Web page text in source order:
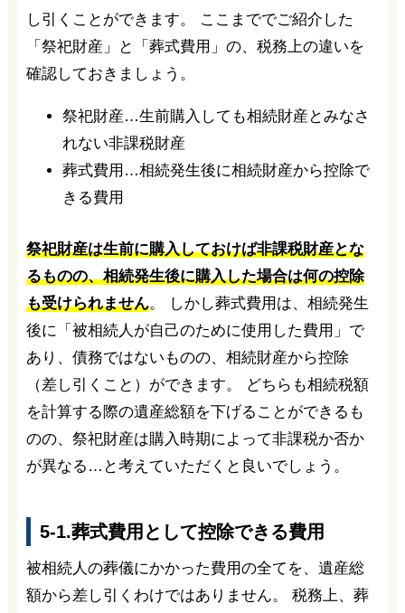
し引くことができます。 ここまででご紹介した
「祭祀財産」と「葬式費用」の、税務上の違いを
確認しておきましょう。
祭祀財産…生前購入しても相続財産とみなさ
れない非課税財産
葬式費用…相続発生後に相続財産から控除で
きる費用
祭祀財産は生前に購入しておけば非課税財産とな
るものの、相続発生後に購入した場合は何の控除
も受けられません。 しかし葬式費用は、相続発生
後に「被相続人が自己のために使用した費用」で
あり、債務ではないものの、相続財産から控除
（差し引くこと）ができます。 どちらも相続税額
を計算する際の遺産総額を下げることができるも
のの、祭祀財産は購入時期によって非課税か否か
が異なる…と考えていただくと良いでしょう。
5-1.葬式費用として控除できる費用
被相続人の葬儀にかかった費用の全てを、遺産総
額から差し引くわけではありません。 税務上、葬